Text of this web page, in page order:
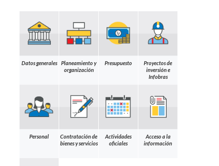
Datos generales
Planeamiento y
organización
Presupuesto
Proyectos de
inversión e
Infobras
Personal
Contratación de
bienes y servicios
Actividades
oficiales
Acceso a la
información